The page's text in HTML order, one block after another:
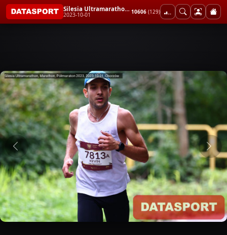
Silesia Ultramarathon, Marathon, Półmaraton 2023
2023-10-01 10606 (129)